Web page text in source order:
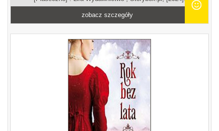
zobacz szczegóły